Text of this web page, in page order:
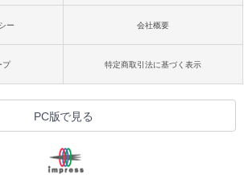
ー 会社概要
プ 特定商取引法に基づく表示
PC版で見る